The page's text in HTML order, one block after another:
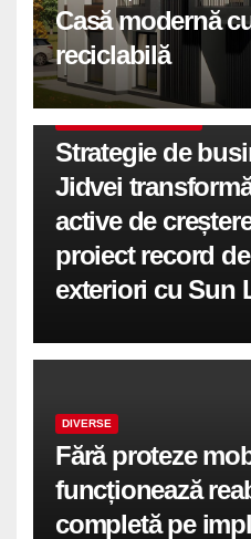
Casă modernă
reciclabilă
Strategie de
Jidvei
active de
proiect record
exteriori cu Sun
DIVERSE
Fără proteze
funcționează
completă pe